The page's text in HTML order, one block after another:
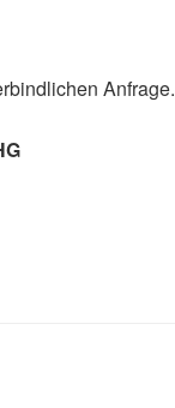
Anfrage.